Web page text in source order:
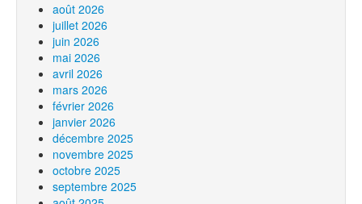
août 2026
juillet 2026
juin 2026
mai 2026
avril 2026
mars 2026
février 2026
janvier 2026
décembre 2025
novembre 2025
octobre 2025
septembre 2025